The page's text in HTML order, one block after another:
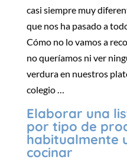
casi siempre muy
que nos ha pasado a
Cómo no lo vamos a
no queríamos ni ver
verdura en nuestros
colegio …
Elaborar una
por tipo de
habitualmente
cocinar